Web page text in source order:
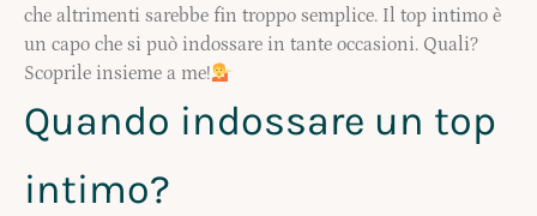
che altrimenti sarebbe fin troppo semplice. Il top intimo è
un capo che si può indossare in tante occasioni. Quali?
Scoprile insieme a me!
Quando indossare un top
intimo?